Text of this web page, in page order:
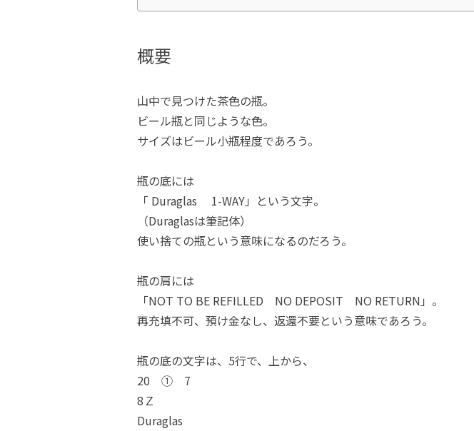
概要
山中で見つけた茶色の瓶。
ビール瓶と同じような色。
サイズはビール小瓶程度であろう。
瓶の底には
「 Duraglas 1-WAY」という文字。
（Duraglasは筆記体）
使い捨ての瓶という意味になるのだろう。
瓶の肩には
「NOT TO BE REFILLED NO DEPOSIT NO RETURN」。
再充填不可、預け金なし、返還不要という意味であろう。
瓶の底の文字は、5行で、上から、
20 ① 7
8Ｚ
Duraglas